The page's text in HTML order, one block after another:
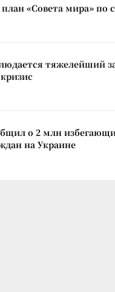
«Совета мира» по
тяжелейший
о 2 млн
на Украине